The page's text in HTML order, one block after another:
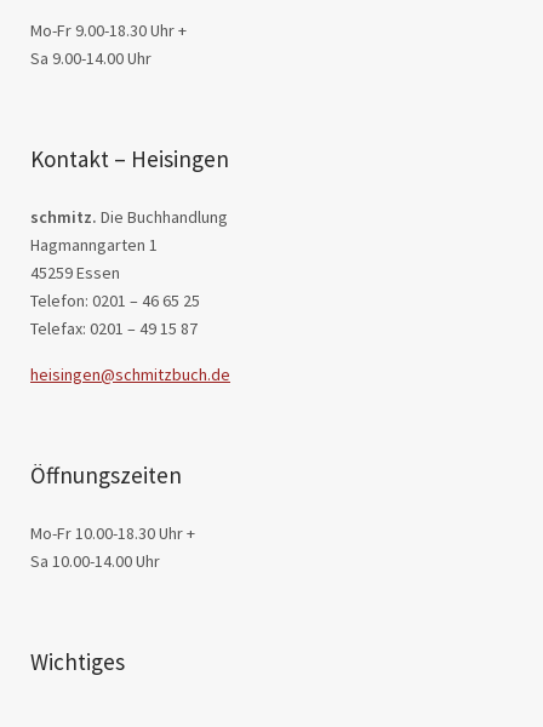
Mo-Fr 9.00-18.30 Uhr +
Sa 9.00-14.00 Uhr
Kontakt – Heisingen
schmitz. Die Buchhandlung
Hagmanngarten 1
45259 Essen
Telefon: 0201 – 46 65 25
Telefax: 0201 – 49 15 87
heisingen@schmitzbuch.de
Öffnungszeiten
Mo-Fr 10.00-18.30 Uhr +
Sa 10.00-14.00 Uhr
Wichtiges